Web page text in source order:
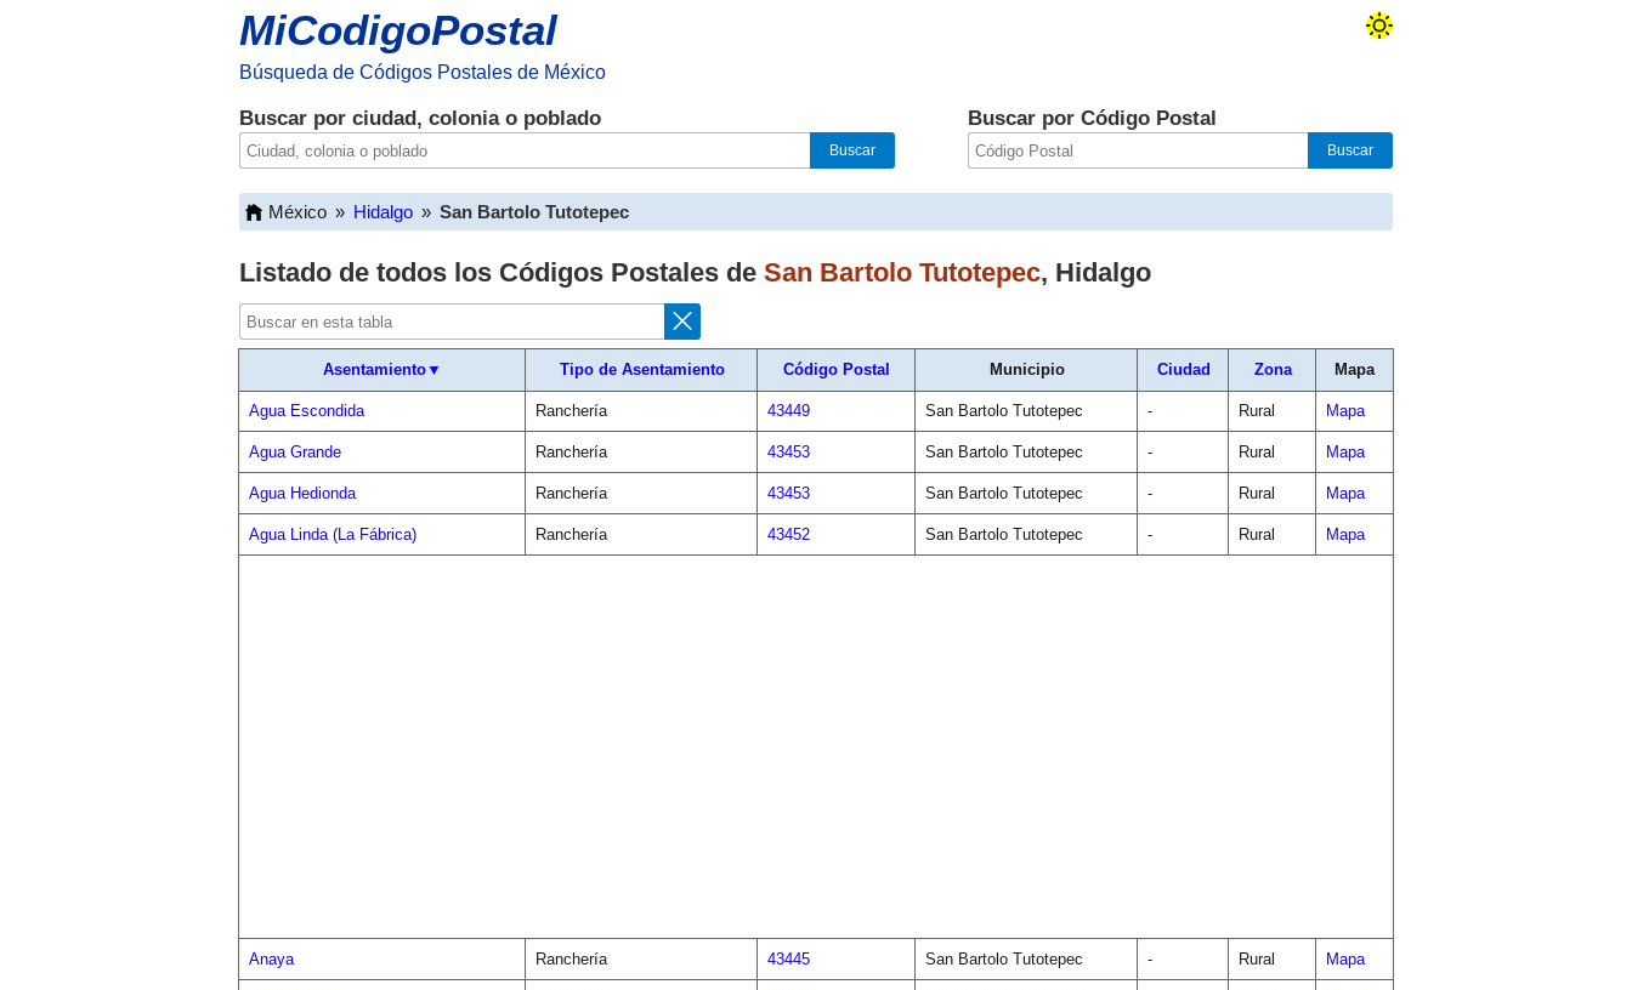
MiCodigoPostal
Búsqueda de Códigos Postales de México
Buscar por ciudad, colonia o poblado Buscar por Código Postal
México » Hidalgo » San Bartolo Tutotepec
Listado de todos los Códigos Postales de San Bartolo Tutotepec, Hidalgo
Asentamiento▼ Tipo de Asentamiento Código Postal Municipio Ciudad Zona Mapa
Agua Escondida Ranchería 43449 San Bartolo Tutotepec - Rural Mapa
Agua Grande Ranchería 43453 San Bartolo Tutotepec - Rural Mapa
Agua Hedionda Ranchería 43453 San Bartolo Tutotepec - Rural Mapa
Agua Linda (La Fábrica) Ranchería 43452 San Bartolo Tutotepec - Rural Mapa
Anaya Ranchería 43445 San Bartolo Tutotepec - Rural Mapa